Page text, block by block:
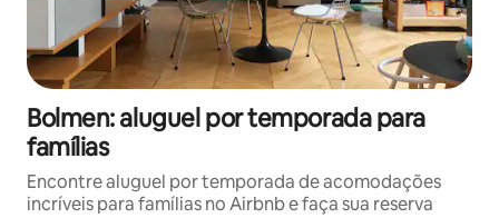
Bolmen: aluguel por temporada para
famílias
Encontre aluguel por temporada de acomodações
incríveis para famílias no Airbnb e faça sua reserva